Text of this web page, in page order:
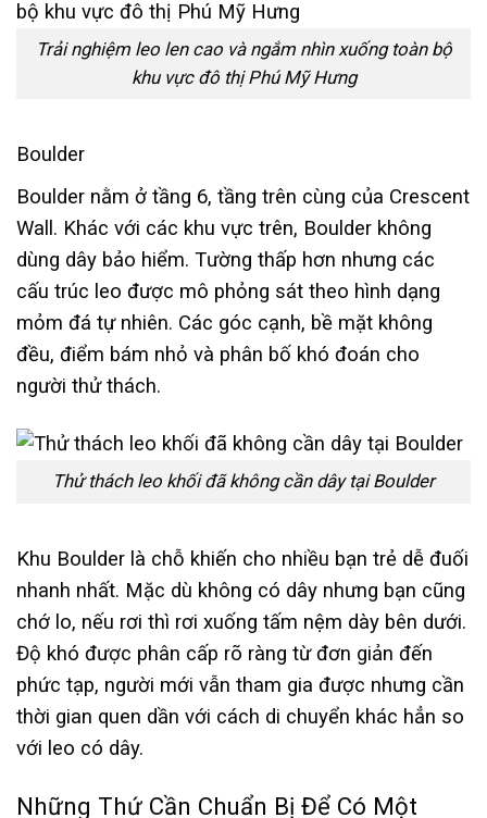
Trải nghiệm leo len cao và ngắm nhìn xuống toàn bộ
khu vực đô thị Phú Mỹ Hưng
Boulder
Boulder nằm ở tầng 6, tầng trên cùng của Crescent
Wall. Khác với các khu vực trên, Boulder không
dùng dây bảo hiểm. Tường thấp hơn nhưng các
cấu trúc leo được mô phỏng sát theo hình dạng
mỏm đá tự nhiên. Các góc cạnh, bề mặt không
đều, điểm bám nhỏ và phân bố khó đoán cho
người thử thách.
Thử thách leo khối đã không cần dây tại Boulder
Khu Boulder là chỗ khiến cho nhiều bạn trẻ dễ đuối
nhanh nhất. Mặc dù không có dây nhưng bạn cũng
chớ lo, nếu rơi thì rơi xuống tấm nệm dày bên dưới.
Độ khó được phân cấp rõ ràng từ đơn giản đến
phức tạp, người mới vẫn tham gia được nhưng cần
thời gian quen dần với cách di chuyển khác hẳn so
với leo có dây.
Những Thứ Cần Chuẩn Bị Để Có Một